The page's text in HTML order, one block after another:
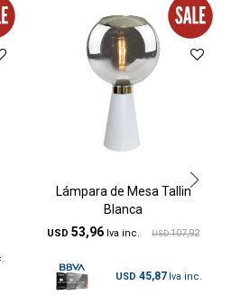
Lámpara de Mesa Tallin
Blanca
USD 53,96 USD 107,92
USD 45,87